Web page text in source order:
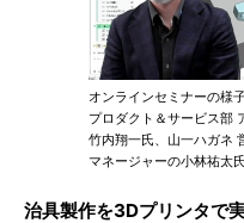
オンラインセミナーの様
プロダクト＆サービス部
竹内翔一氏、山一ハガネ
マネージャーの小林祐太
治具製作を3Dプリンタで